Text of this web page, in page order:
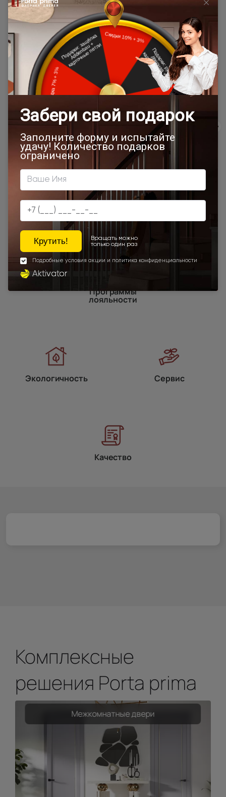
магазина.
Подробная информация о доставке
Товар относится к категориям:
500x1900
Стильные современные межкомнатные двери
600x2000
700x2000
800х1950 800x2000 600x1950 700x2200
900x1900 800x2100 1200x2000
Шампань
Высота 180 400x2000 700x1800 Высота 190
Высота 195 Высота 205
Наши преимущества
Программы
лояльности
Экологичность Сервис
Качество
Комплексные
решения Porta prima
Межкомнатные двери